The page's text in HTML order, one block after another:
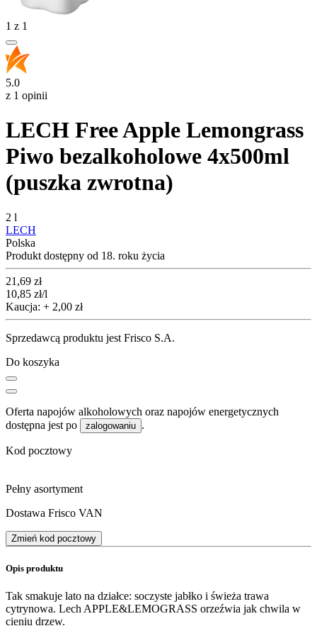
1 z 1
5.0
z 1 opinii
LECH Free Apple Lemongrass
Piwo bezalkoholowe 4x500ml
(puszka zwrotna)
2 l
LECH
Polska
Produkt dostępny od 18. roku życia
Cena
21,69 zł
10,85 zł/l
Kaucja: + 2,00 zł
Sprzedawcą produktu jest Frisco S.A.
Do koszyka
Oferta napojów alkoholowych oraz napojów energetycznych
dostępna jest po
zalogowaniu .
Kod pocztowy
Pełny asortyment
Dostawa Frisco VAN
Zmień kod pocztowy
Opis produktu
Tak smakuje lato na działce: soczyste jabłko i świeża trawa
cytrynowa. Lech APPLE&LEMOGRASS orzeźwia jak chwila w
cieniu drzew.